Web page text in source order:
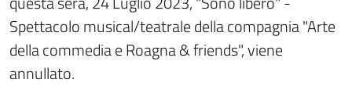
Spettacolo musical/teatrale della compagnia "Arte
della commedia e Roagna & friends", viene
annullato.